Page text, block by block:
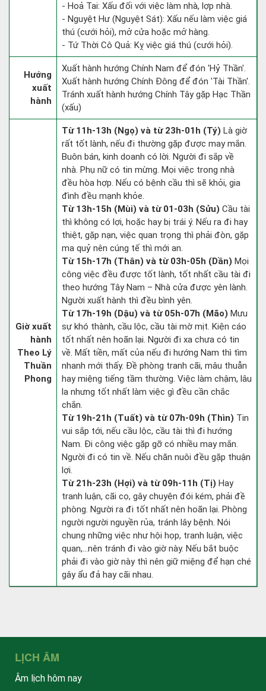
- Hoả Tai: Xấu đối với việc làm nhà, lợp nhà.
- Nguyệt Hư (Nguyệt Sát): Xấu nếu làm việc giá
thú (cưới hỏi), mở cửa hoặc mở hàng.
- Tứ Thời Cô Quả: Kỵ việc giá thú (cưới hỏi).
Hướng
xuất
hành
Xuất hành hướng Chính Nam để đón 'Hỷ Thần'.
Xuất hành hướng Chính Đông để đón 'Tài Thần'.
Tránh xuất hành hướng Chính Tây gặp Hạc Thần
(xấu)
Giờ xuất
hành
Theo Lý
Thuần
Phong
Từ 11h-13h (Ngọ) và từ 23h-01h (Tý) Là giờ
rất tốt lành, nếu đi thường gặp được may mắn.
Buôn bán, kinh doanh có lời. Người đi sắp về
nhà. Phụ nữ có tin mừng. Mọi việc trong nhà
đều hòa hợp. Nếu có bệnh cầu thì sẽ khỏi, gia
đình đều mạnh khỏe.
Từ 13h-15h (Mùi) và từ 01-03h (Sửu) Cầu tài
thì không có lợi, hoặc hay bị trái ý. Nếu ra đi hay
thiệt, gặp nạn, việc quan trọng thì phải đòn, gặp
ma quỷ nên cúng tế thì mới an.
Từ 15h-17h (Thân) và từ 03h-05h (Dần) Mọi
công việc đều được tốt lành, tốt nhất cầu tài đi
theo hướng Tây Nam – Nhà cửa được yên lành.
Người xuất hành thì đều bình yên.
Từ 17h-19h (Dậu) và từ 05h-07h (Mão) Mưu
sự khó thành, cầu lộc, cầu tài mờ mịt. Kiện cáo
tốt nhất nên hoãn lại. Người đi xa chưa có tin
về. Mất tiền, mất của nếu đi hướng Nam thì tìm
nhanh mới thấy. Đề phòng tranh cãi, mâu thuẫn
hay miệng tiếng tầm thường. Việc làm chậm, lâu
la nhưng tốt nhất làm việc gì đều cần chắc
chắn.
Từ 19h-21h (Tuất) và từ 07h-09h (Thìn) Tin
vui sắp tới, nếu cầu lộc, cầu tài thì đi hướng
Nam. Đi công việc gặp gỡ có nhiều may mắn.
Người đi có tin về. Nếu chăn nuôi đều gặp thuận
lợi.
Từ 21h-23h (Hợi) và từ 09h-11h (Tị) Hay
tranh luận, cãi cọ, gây chuyện đói kém, phải đề
phòng. Người ra đi tốt nhất nên hoãn lại. Phòng
người người nguyền rủa, tránh lây bệnh. Nói
chung những việc như hội họp, tranh luận, việc
quan,…nên tránh đi vào giờ này. Nếu bắt buộc
phải đi vào giờ này thì nên giữ miệng để hạn ché
gây ẩu đả hay cãi nhau.
LỊCH ÂM
Âm lịch hôm nay